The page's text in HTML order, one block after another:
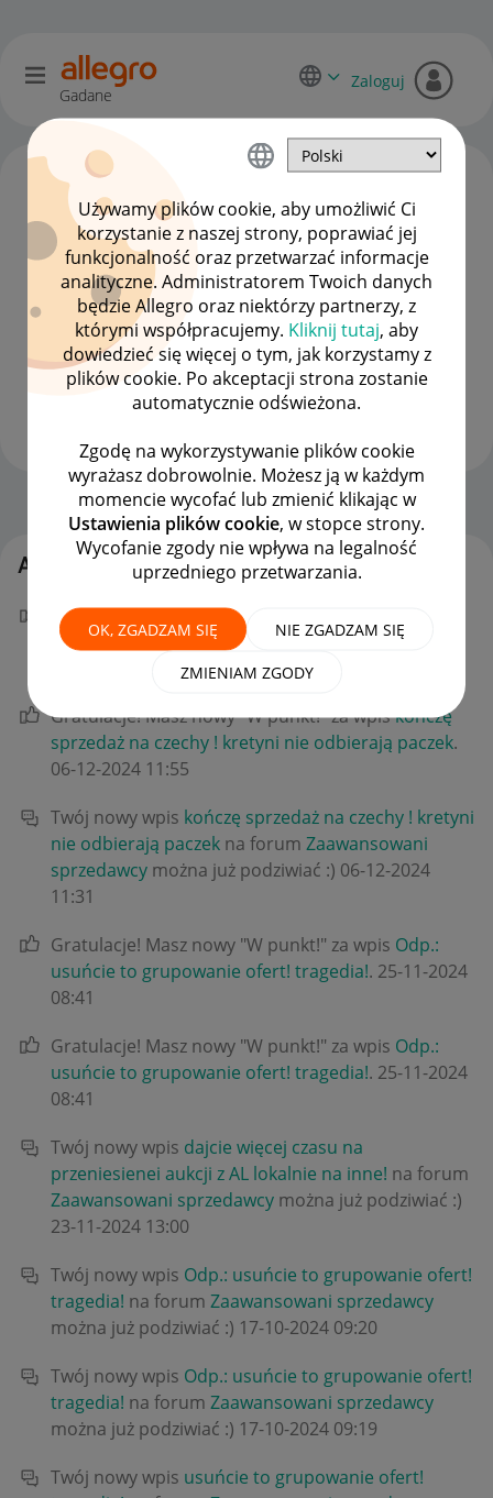
Używamy plików cookie, aby umożliwić Ci
korzystanie z naszej strony, poprawiać jej
funkcjonalność oraz przetwarzać informacje
analityczne. Administratorem Twoich danych
będzie Allegro oraz niektórzy partnerzy, z
którymi współpracujemy. Kliknij tutaj, aby
dowiedzieć się więcej o tym, jak korzystamy z
plików cookie. Po akceptacji strona zostanie
automatycznie odświeżona.
Zgodę na wykorzystywanie plików cookie
wyrażasz dobrowolnie. Możesz ją w każdym
momencie wycofać lub zmienić klikając w
Ustawienia plików cookie, w stopce strony.
Wycofanie zgody nie wpływa na legalność
uprzedniego przetwarzania.
OK, ZGADZAM SIĘ NIE ZGADZAM SIĘ
ZMIENIAM ZGODY
Gadane
Zaloguj
pckom2140
#9 Pomysłodawca
Strona Główna OPCJE
Aktywność pckom2140
Gratulacje! Masz nowy "W punkt!" za wpis
sprzedaż na czechy ! kretyni nie odbierają paczek
13:26
Gratulacje! Masz nowy "W punkt!" za wpiskończę
sprzedaż na czechy ! kretyni nie odbierają paczek.
‎06-12-2024 11:55
Twój nowy wpis kończę sprzedaż na czechy ! kretyni
nie odbierają paczek na forum Zaawansowani
sprzedawcy można już podziwiać :) ‎06-12-2024
11:31
Gratulacje! Masz nowy "W punkt!" za wpis Odp.:
usuńcie to grupowanie ofert! tragedia!. ‎25-11-2024
08:41
Gratulacje! Masz nowy "W punkt!" za wpis Odp.:
usuńcie to grupowanie ofert! tragedia!. ‎25-11-2024
08:41
Twój nowy wpis dajcie więcej czasu na
przeniesienei aukcji z AL lokalnie na inne! na forum
Zaawansowani sprzedawcy można już podziwiać :)
‎23-11-2024 13:00
Twój nowy wpis Odp.: usuńcie to grupowanie ofert!
tragedia! na forum Zaawansowani sprzedawcy
można już podziwiać :) ‎17-10-2024 09:20
Twój nowy wpis Odp.: usuńcie to grupowanie ofert!
tragedia! na forum Zaawansowani sprzedawcy
można już podziwiać :) ‎17-10-2024 09:19
Twój nowy wpis usuńcie to grupowanie ofert!